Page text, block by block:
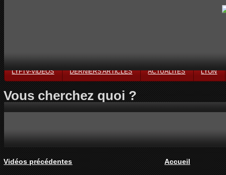
LYFTV-VIDÉOS DERNIERS ARTICLES ACTUALITÉS LYON
Vous cherchez quoi ?
Vidéos précédentes Accueil